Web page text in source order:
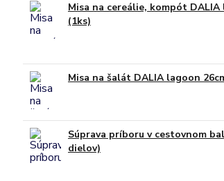
Misa na cereálie, kompót DALIA
(1ks)
Misa na šalát DALIA lagoon
Súprava príboru v cestovnom
dielov)